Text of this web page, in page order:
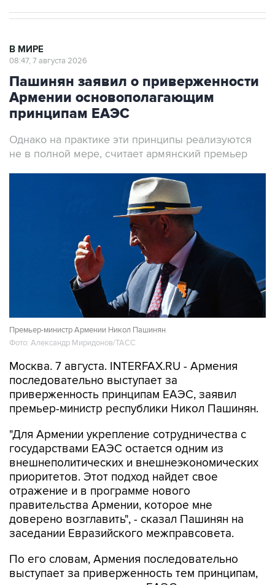
В МИРЕ
08:47, 7 августа 2026
Пашинян заявил о приверженности
Армении основополагающим
принципам ЕАЭС
Однако на практике эти принципы реализуются
не в полной мере, считает армянский премьер
Премьер-министр Армении Никол Пашинян
Фото: Александр Миридонов/ТАСС
Москва. 7 августа. INTERFAX.RU - Армения
последовательно выступает за
приверженность принципам ЕАЭС, заявил
премьер-министр республики Никол Пашинян.
"Для Армении укрепление сотрудничества с
государствами ЕАЭС остается одним из
внешнеполитических и внешнеэкономических
приоритетов. Этот подход найдет свое
отражение и в программе нового
правительства Армении, которое мне
доверено возглавить", - сказал Пашинян на
заседании Евразийского межправсовета.
По его словам, Армения последовательно
выступает за приверженность тем принципам,